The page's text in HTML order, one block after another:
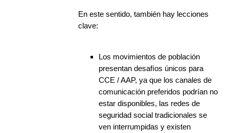
En este sentido, también hay lecciones
clave:
Los movimientos de población
presentan desafíos únicos para
CCE / AAP, ya que los canales de
comunicación preferidos podrían no
estar disponibles, las redes de
seguridad social tradicionales se
ven interrumpidas y existen